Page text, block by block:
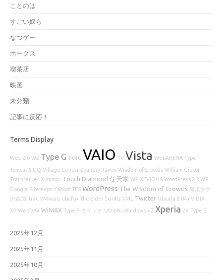
ことのは
すごい奴ら
なつゲー
ホークス
喫茶店
映画
未分類
記事に反応！
Terms Display
Web 2.0 WZ Type G T-01C VAIO TV Vista WebARENA Type T
Tomcat 6 UQ Village Center Zoundry Raven Wisdom of Crowds William Gibson
TransferJet Xubuntu Touch Diamond 任天堂 WP XEVIOUS WordPress 2.3 WP
Google Sitemaps Yahoo! TES WordPress The Wisdom of Crowds 新規タグ
の追加 Trac VMware ubufox The Elder Scrolls XML Twitter Ubuntu 8.04 nVIDIA
XP WebDAV WiMAX Type P スイッチ Ubuntu Windows VZ Xperia ZK Type S
2025年12月
2025年11月
2025年10月